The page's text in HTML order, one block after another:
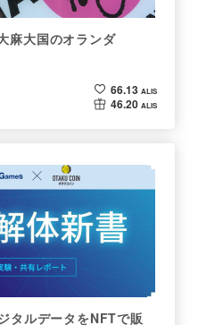
麻大国のオランダ
66.13 ALIS
46.20 ALIS
タルデータをNFTで販